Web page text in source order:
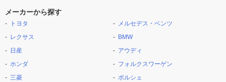
メーカーから探す
トヨタ
レクサス
日産
ホンダ
三菱
メルセデス・ベンツ
BMW
アウディ
フォルクスワーゲン
ポルシェ